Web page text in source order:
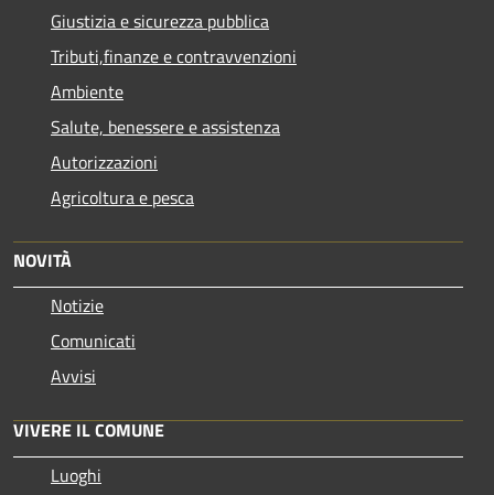
Giustizia e sicurezza pubblica
Tributi,finanze e contravvenzioni
Ambiente
Salute, benessere e assistenza
Autorizzazioni
Agricoltura e pesca
NOVITÀ
Notizie
Comunicati
Avvisi
VIVERE IL COMUNE
Luoghi